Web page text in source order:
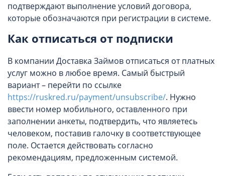
подтверждают выполнение условий договора,
которые обозначаются при регистрации в системе.
Как отписаться от подписки
В компании Доставка Займов отписаться от платных
услуг можно в любое время. Самый быстрый
вариант – перейти по ссылке
https://ruskred.ru/payment/unsubscribe/. Нужно
ввести номер мобильного, оставленного при
заполнении анкеты, подтвердить, что являетесь
человеком, поставив галочку в соответствующее
поле. Остается действовать согласно
рекомендациям, предложенным системой.